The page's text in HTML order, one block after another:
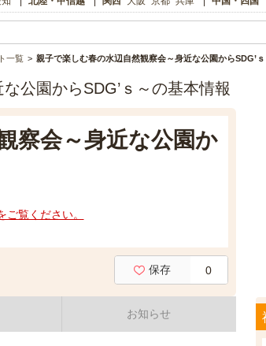
一覧 親子で楽しむ春の水辺自然観察会～身近な公園からSDG’ｓ
公園からSDG’ｓ～の基本情報
察会～身近な公園か
覧ください。
保存 0
お知らせ